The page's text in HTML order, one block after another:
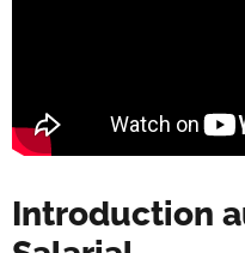
Introduction